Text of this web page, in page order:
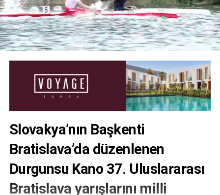
Slovakya’nın Başkenti
Bratislava’da düzenlenen
Durgunsu Kano 37. Uluslararası
Bratislava yarışlarını milli